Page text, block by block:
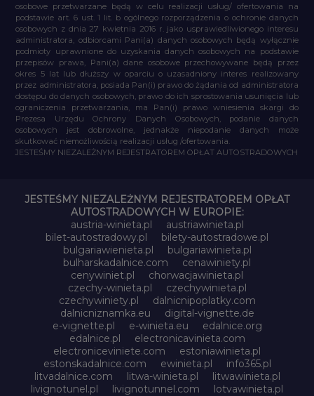
osobowe przetwarzane będą w celu realizacji usług/ ofertowania na
podstawie art. 6 ust. 1 lit. b ogólnego rozporządzenia o ochronie danych
osobowych z dnia 27 kwietnia 2016 r. jako usprawiedliwionego interesu
administratora, odbiorcami Pani(a) danych osobowych będą wyłącznie
podmioty uprawnione do uzyskania danych osobowych na podstawie
przepisów prawa, Pani(a) dane osobowe przechowywane będą przez
okres 5 lat lub dłuższy w oparciu o uzasadniony interes realizowany
przez administratora, posiada Pan(i) prawo do żądania od administratora
dostępu do danych osobowych, prawo do ich sprostowania usunięcia lub
ograniczenia przetwarzania, ma Pan(i) prawo wniesienia skargi do
Prezesa Urzędu Ochrony Danych Osobowych, podanie danych
osobowych jest dobrowolne, jednakże niepodanie danych może
skutkować niemożliwością realizacji usług /ofertowania.
JESTEŚMY NIEZALEŻNYM REJESTRATOREM OPŁAT AUTOSTRADOWYCH
JESTEŚMY NIEZALEŻNYM REJESTRATOREM OPŁAT
AUTOSTRADOWYCH W EUROPIE:
austria-winieta.pl
austriawinieta.pl
bilet-autostradowy.pl
bilety-autostradowe.pl
bulgariawienieta.pl
bulgariawinieta.pl
bulharskadalnice.com
cenawiniety.pl
cenywiniet.pl
chorwacjawinieta.pl
czechy-winieta.pl
czechywinieta.pl
czechywiniety.pl
dalnicnipoplatky.com
dalnicniznamka.eu
digital-vignette.de
e-vignette.pl
e-winieta.eu
edalnice.org
edalnice.pl
electronicavinieta.com
electroniceviniete.com
estoniawinieta.pl
estonskadalnice.com
ewinieta.pl
info365.pl
litvadalnice.com
litwa-winieta.pl
litwawinieta.pl
livignotunel.pl
livignotunnel.com
lotvawinieta.pl